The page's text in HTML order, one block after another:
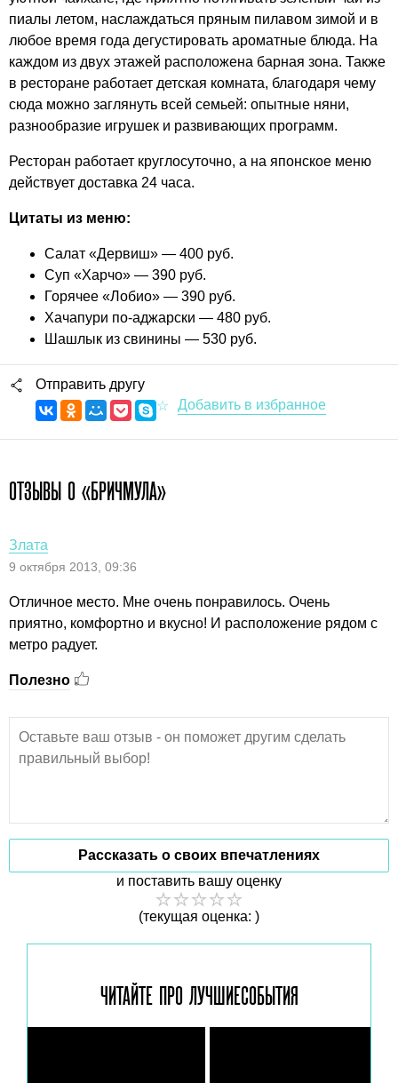
пиалы летом, наслаждаться пряным пилавом зимой и в
любое время года дегустировать ароматные блюда. На
каждом из двух этажей расположена барная зона. Также
в ресторане работает детская комната, благодаря чему
сюда можно заглянуть всей семьей: опытные няни,
разнообразие игрушек и развивающих программ.
Ресторан работает круглосуточно, а на японское меню
действует доставка 24 часа.
Цитаты из меню:
Салат «Дервиш» — 400 руб.
Суп «Харчо» — 390 руб.
Горячее «Лобио» — 390 руб.
Хачапури по-аджарски — 480 руб.
Шашлык из свинины — 530 руб.
Отправить другу
ОТЗЫВЫ О «БРИЧМУЛА»
Злата
9 октября 2013, 09:36
Отличное место. Мне очень понравилось. Очень
приятно, комфортно и вкусно! И расположение рядом с
метро радует.
Полезно
Рассказать о своих впечатлениях
и поставить вашу оценку
(текущая оценка: )
ЧИТАЙТЕ ПРО ЛУЧШИЕСОБЫТИЯ